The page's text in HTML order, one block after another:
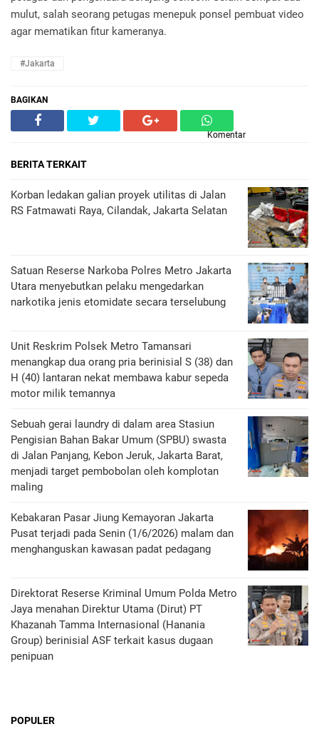
mulut, salah seorang petugas menepuk ponsel pembuat video
agar mematikan fitur kameranya.
#Jakarta
BAGIKAN
Komentar
BERITA TERKAIT
Korban ledakan galian proyek utilitas di Jalan
RS Fatmawati Raya, Cilandak, Jakarta Selatan
Satuan Reserse Narkoba Polres Metro Jakarta
Utara menyebutkan pelaku mengedarkan
narkotika jenis etomidate secara terselubung
Unit Reskrim Polsek Metro Tamansari
menangkap dua orang pria berinisial S (38) dan
H (40) lantaran nekat membawa kabur sepeda
motor milik temannya
Sebuah gerai laundry di dalam area Stasiun
Pengisian Bahan Bakar Umum (SPBU) swasta
di Jalan Panjang, Kebon Jeruk, Jakarta Barat,
menjadi target pembobolan oleh komplotan
maling
Kebakaran Pasar Jiung Kemayoran Jakarta
Pusat terjadi pada Senin (1/6/2026) malam dan
menghanguskan kawasan padat pedagang
Direktorat Reserse Kriminal Umum Polda Metro
Jaya menahan Direktur Utama (Dirut) PT
Khazanah Tamma Internasional (Hanania
Group) berinisial ASF terkait kasus dugaan
penipuan
POPULER